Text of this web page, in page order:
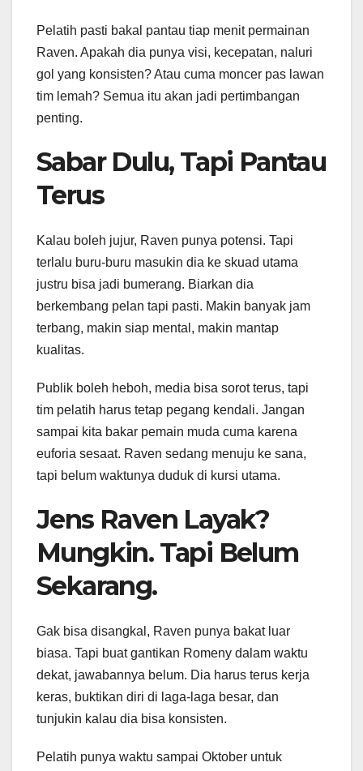
Pelatih pasti bakal pantau tiap menit permainan
Raven. Apakah dia punya visi, kecepatan, naluri
gol yang konsisten? Atau cuma moncer pas lawan
tim lemah? Semua itu akan jadi pertimbangan
penting.
Sabar Dulu, Tapi Pantau
Terus
Kalau boleh jujur, Raven punya potensi. Tapi
terlalu buru-buru masukin dia ke skuad utama
justru bisa jadi bumerang. Biarkan dia
berkembang pelan tapi pasti. Makin banyak jam
terbang, makin siap mental, makin mantap
kualitas.
Publik boleh heboh, media bisa sorot terus, tapi
tim pelatih harus tetap pegang kendali. Jangan
sampai kita bakar pemain muda cuma karena
euforia sesaat. Raven sedang menuju ke sana,
tapi belum waktunya duduk di kursi utama.
Jens Raven Layak?
Mungkin. Tapi Belum
Sekarang.
Gak bisa disangkal, Raven punya bakat luar
biasa. Tapi buat gantikan Romeny dalam waktu
dekat, jawabannya belum. Dia harus terus kerja
keras, buktikan diri di laga-laga besar, dan
tunjukin kalau dia bisa konsisten.
Pelatih punya waktu sampai Oktober untuk